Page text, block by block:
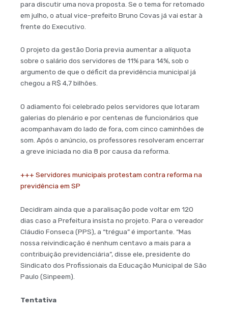
para discutir uma nova proposta. Se o tema for retomado
em julho, o atual vice-prefeito Bruno Covas já vai estar à
frente do Executivo.
O projeto da gestão Doria previa aumentar a alíquota
sobre o salário dos servidores de 11% para 14%, sob o
argumento de que o déficit da previdência municipal já
chegou a R$ 4,7 bilhões.
O adiamento foi celebrado pelos servidores que lotaram
galerias do plenário e por centenas de funcionários que
acompanhavam do lado de fora, com cinco caminhões de
som. Após o anúncio, os professores resolveram encerrar
a greve iniciada no dia 8 por causa da reforma.
+++ Servidores municipais protestam contra reforma na
previdência em SP
Decidiram ainda que a paralisação pode voltar em 120
dias caso a Prefeitura insista no projeto. Para o vereador
Cláudio Fonseca (PPS), a “trégua” é importante. “Mas
nossa reivindicação é nenhum centavo a mais para a
contribuição previdenciária”, disse ele, presidente do
Sindicato dos Profissionais da Educação Municipal de São
Paulo (Sinpeem).
Tentativa